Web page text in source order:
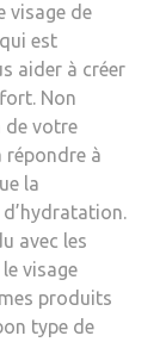
visage de
est
aider à créer
Non
de votre
répondre à
la
avec les
visage
produits
type de